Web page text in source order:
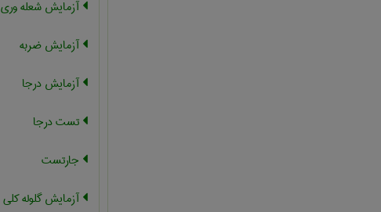
آزمایش شعله وری
آزمایش ضربه
آزمایش درجا
تست درجا
جارتست
آزمایش گلوله کلی